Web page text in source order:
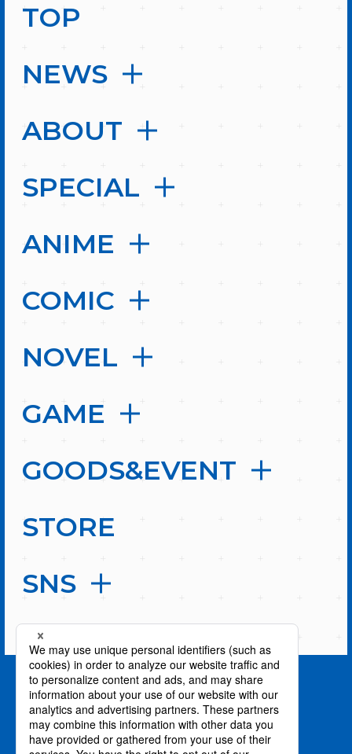
TOP
NEWS
ABOUT
SPECIAL
ANIME
COMIC
NOVEL
GAME
GOODS&EVENT
STORE
SNS
PAGE TOP